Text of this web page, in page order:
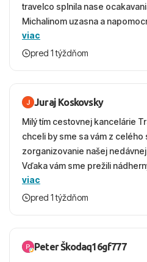
travelco splnila nase
Michalinom uzasna a
vecernych hodinach zaco sa
krasny, cisty. Sluzby top.
viac
pred 1 týždňom
Juraj Koskovsky
Milý tím cestovnej kancelárie
chceli by sme sa vám z
zorganizovanie našej
Vďaka vám sme prežili
ešte dlho s úsmevom
absolútne hladko – od
bola to trefa do čierneho! ​Čo
služby a personál: Vždy
viac
pred 1 týždňom
Peter Škodaq16gf777